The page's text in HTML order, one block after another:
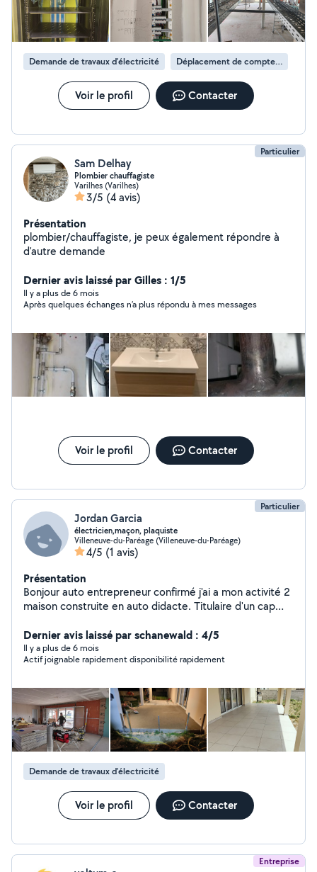
Demande de travaux d’électricité Déplacement de compteur électrique
Voir le profil Contacter
Particulier
Sam Delhay
Plombier chauffagiste
Varilhes (Varilhes)
3/5 (4 avis)
Présentation
plombier/chauffagiste, je peux également répondre à
d'autre demande
Dernier avis laissé par Gilles : 1/5
Il y a plus de 6 mois
Après quelques échanges n’a plus répondu à mes messages
Voir le profil Contacter
Particulier
Jordan Garcia
électricien,maçon, plaquiste
Villeneuve-du-Paréage (Villeneuve-du-Paréage)
4/5 (1 avis)
Présentation
Bonjour auto entrepreneur confirmé j'ai a mon activité 2
maison construite en auto didacte. Titulaire d'un cap
un passionné. Pose de panneaux solaires comprises.
Dernier avis laissé par schanewald : 4/5
Il y a plus de 6 mois
Actif joignable rapidement disponibilité rapidement
Demande de travaux d’électricité
Voir le profil Contacter
Entreprise